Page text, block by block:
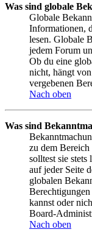
Was sind globale
Globale
Informationen,
lesen. Globale
jedem Forum
Ob du eine
nicht, hängt
vergebenen
Nach oben
Was sind
zu dem
solltest sie stets
auf jeder Seite
globalen
kannst oder
Board-
Nach oben